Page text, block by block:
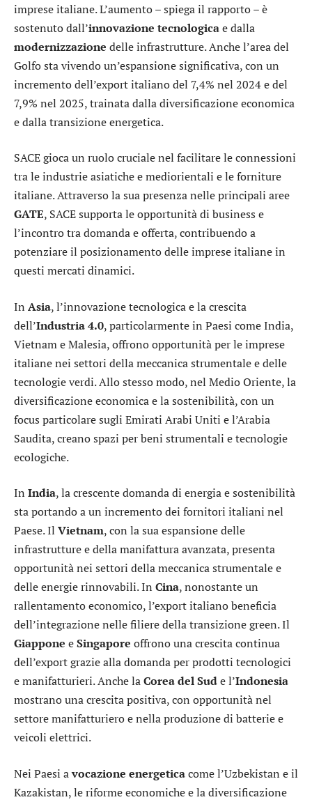
imprese italiane. L’aumento – spiega il rapporto – è
sostenuto dall’innovazione tecnologicae dalla
modernizzazione delle infrastrutture. Anche l’area del
Golfo sta vivendo un’espansione significativa, con un
incremento dell’export italiano del 7,4% nel 2024 e del
7,9% nel 2025, trainata dalla diversificazione economica
e dalla transizione energetica.
SACE gioca un ruolo cruciale nel facilitare le connessioni
tra le industrie asiatiche e mediorientali e le forniture
italiane. Attraverso la sua presenza nelle principali aree
GATE, SACE supporta le opportunità di business e
l’incontro tra domanda e offerta, contribuendo a
potenziare il posizionamento delle imprese italiane in
questi mercati dinamici.
In Asia, l’innovazione tecnologica e la crescita
dell’Industria 4.0, particolarmente in Paesi come India,
Vietnam e Malesia, offrono opportunità per le imprese
italiane nei settori della meccanica strumentale e delle
tecnologie verdi. Allo stesso modo, nel Medio Oriente, la
diversificazione economica e la sostenibilità, con un
focus particolare sugli Emirati Arabi Uniti e l’Arabia
Saudita, creano spazi per beni strumentali e tecnologie
ecologiche.
In India, la crescente domanda di energia e sostenibilità
sta portando a un incremento dei fornitori italiani nel
Paese. Il Vietnam, con la sua espansione delle
infrastrutture e della manifattura avanzata, presenta
opportunità nei settori della meccanica strumentale e
delle energie rinnovabili. In Cina, nonostante un
rallentamento economico, l’export italiano beneficia
dell’integrazione nelle filiere della transizione green. Il
Giappone eSingapore offrono una crescita continua
dell’export grazie alla domanda per prodotti tecnologici
e manifatturieri. Anche laCorea del Sude l’Indonesia
mostrano una crescita positiva, con opportunità nel
settore manifatturiero e nella produzione di batterie e
veicoli elettrici.
Nei Paesi avocazione energeticacome l’Uzbekistan e il
Kazakistan, le riforme economiche e la diversificazione